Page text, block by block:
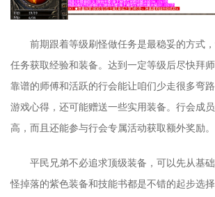
前期跟着等级刷怪做任务是最稳妥的方式
任务获取经验和装备。达到一定等级后尽快拜
靠谱的师傅和活跃的行会能让咱们少走很多弯
游戏心得，还可能赠送一些实用装备。行会成
高，而且还能参与行会专属活动获取额外奖励。
平民兄弟不必追求顶级装备，可以先从基
怪掉落的紫色装备和技能书都是不错的起步选